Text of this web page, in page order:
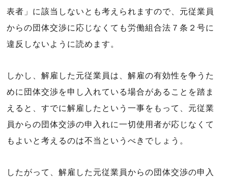
表者」に該当しないとも考えられますので、元従業員
からの団体交渉に応じなくても労働組合法７条２号に
違反しないように読めます。
しかし、解雇した元従業員は、解雇の有効性を争うた
めに団体交渉を申し入れている場合があることを踏ま
えると、すでに解雇したという一事をもって、元従業
員からの団体交渉の申入れに一切使用者が応じなくて
もよいと考えるのは不当というべきでしょう。
したがって、解雇した元従業員からの団体交渉の申入